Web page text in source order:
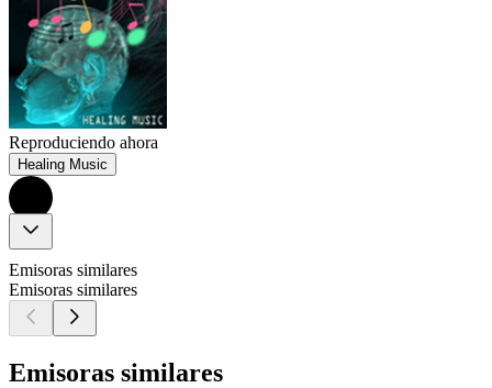
Reproduciendo ahora
Healing Music
Emisoras similares
Emisoras similares
Emisoras similares